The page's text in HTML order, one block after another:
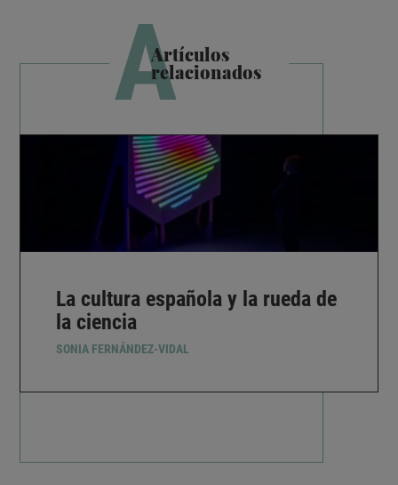
AArtículos
relacionados
La cultura española y la rueda de
la ciencia
SONIA FERNÁNDEZ-VIDAL